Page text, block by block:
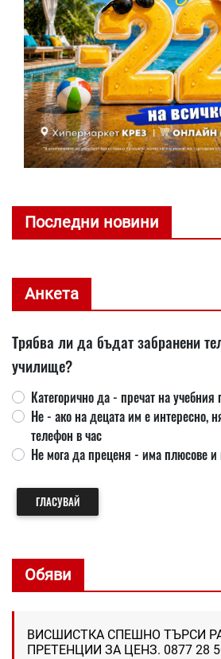
Последни новини
Анкета
Трябва ли да бъдат забранени
училище?
Категорично да - пречат на учебния
Не - ако на децата им е интересно,
телефон в час
Не мога да преценя - има плюсове и
ГЛАСУВАЙ
Обяви
ВИСШИСТКА СПЕШНО ТЪРСИ
ПРЕТЕНЦИИ ЗА ЦЕНЗ. 0877 28